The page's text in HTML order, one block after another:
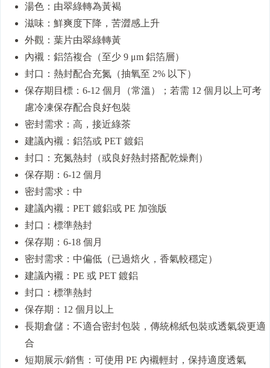
湯色：由翠綠轉為黃褐
滋味：鮮爽度下降，苦澀感上升
外觀：葉片由翠綠轉黃
內襯：鋁箔複合（至少 9 μm 鋁箔層）
封口：熱封配合充氮（抽氧至 2% 以下）
保存期目標：6-12 個月（常溫）；若需 12 個月以上可考
慮冷凍保存配合良好包裝
密封需求：高，接近綠茶
建議內襯：鋁箔或 PET 鍍鋁
封口：充氮熱封（或良好熱封搭配乾燥劑）
保存期：6-12 個月
密封需求：中
建議內襯：PET 鍍鋁或 PE 加強版
封口：標準熱封
保存期：6-18 個月
密封需求：中偏低（已過焙火，香氣較穩定）
建議內襯：PE 或 PET 鍍鋁
封口：標準熱封
保存期：12 個月以上
長期倉儲：不適合密封包裝，傳統棉紙包裝或透氣袋更適
合
短期展示/銷售：可使用 PE 內襯輕封，保持適度透氣